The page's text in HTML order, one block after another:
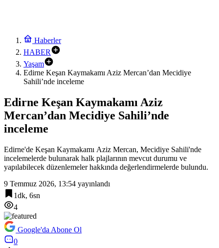
Haberler
HABER
Yaşam
Edirne Keşan Kaymakamı Aziz Mercan’dan Mecidiye
Sahili’nde inceleme
Edirne Keşan Kaymakamı Aziz
Mercan’dan Mecidiye Sahili’nde
inceleme
Edirne'de Keşan Kaymakamı Aziz Mercan, Mecidiye Sahili'nde
incelemelerde bulunarak halk plajlarının mevcut durumu ve
yapılabilecek düzenlemeler hakkında değerlendirmelerde bulundu.
9 Temmuz 2026, 13:54 yayınlandı
1dk, 6sn
4
Google'da Abone Ol
0